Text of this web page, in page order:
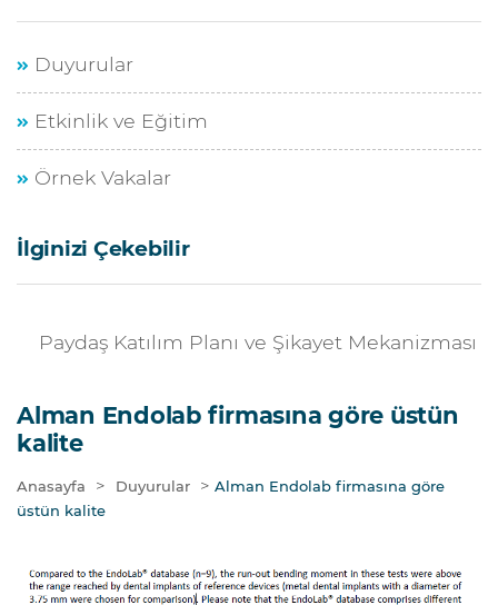
Duyurular
Etkinlik ve Eğitim
Örnek Vakalar
İlginizi Çekebilir
Paydaş Katılım Planı ve Şikayet Mekanizması
Alman Endolab firmasına göre üstün
kalite
Anasayfa > Duyurular > Alman Endolab firmasına göre
üstün kalite